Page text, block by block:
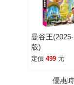
曼谷王
版)
定價 499 元
優惠